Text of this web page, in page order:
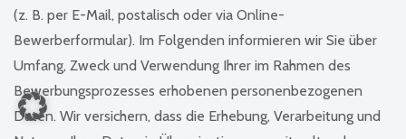
(z. B. per E-Mail, postalisch oder via Online-
Bewerberformular). Im Folgenden informieren wir Sie über
Umfang, Zweck und Verwendung Ihrer im Rahmen des
Bewerbungsprozesses erhobenen personenbezogenen
Daten. Wir versichern, dass die Erhebung, Verarbeitung und